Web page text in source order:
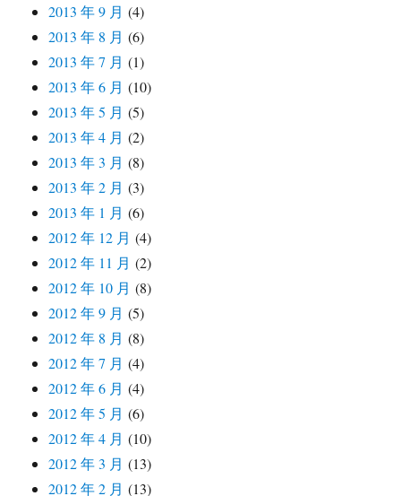
2013 年 9 月 (4)
2013 年 8 月 (6)
2013 年 7 月 (1)
2013 年 6 月 (10)
2013 年 5 月 (5)
2013 年 4 月 (2)
2013 年 3 月 (8)
2013 年 2 月 (3)
2013 年 1 月 (6)
2012 年 12 月 (4)
2012 年 11 月 (2)
2012 年 10 月 (8)
2012 年 9 月 (5)
2012 年 8 月 (8)
2012 年 7 月 (4)
2012 年 6 月 (4)
2012 年 5 月 (6)
2012 年 4 月 (10)
2012 年 3 月 (13)
2012 年 2 月 (13)